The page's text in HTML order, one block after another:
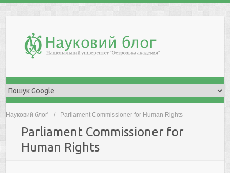
Науковий блоґ Parliament Commissioner for Human Rights
Parliament Commissioner for
Human Rights